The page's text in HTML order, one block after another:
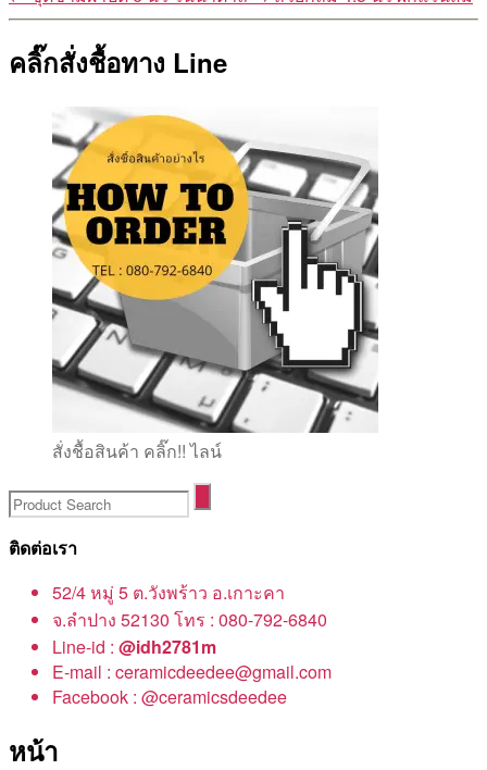
คลิ๊กสั่งชื้อทาง Line
สั่งชื้อสินค้า คลิ๊ก!! ไลน์
ติดต่อเรา
52/4 หมู่ 5 ต.วังพร้าว อ.เกาะคา
จ.ลำปาง 52130 โทร : 080-792-6840
Line-id : @idh2781m
E-mail : ceramicdeedee@gmail.com
Facebook : @ceramicsdeedee
หน้า